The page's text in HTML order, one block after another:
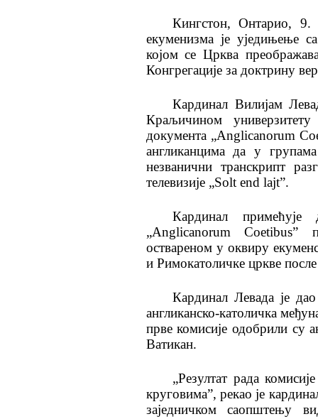
Кингстон, Онтарио,
екуменизма је уједињење
којом се Црква
Конгрегације за доктрину
Кардинал Вилијам
Краљичином
документа „Anglicanorum
англиканцима да у
незванични транскрипт
телевизије „Solt end lajt”.
Кардинал
„Anglicanorum Coetibus”
оствареном у оквиру
и Римокатоличке цркве
Кардинал Левада је
англиканско-католичка
прве комисије одобрили су
Ватикан.
„Резултат рада
круговима”, рекао је
заједничком саопштењу